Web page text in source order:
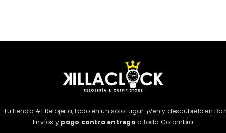
Tu tienda #1 Relojeria, todo en un solo lugar. ¡Ven y descúbrelo en
Envíos y pago contra entrega a toda Colombia